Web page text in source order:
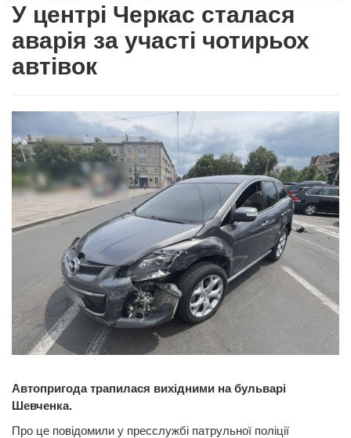
У центрі Черкас сталася
аварія за участі чотирьох
автівок
Автопригода трапилася вихідними на бульварі
Шевченка.
Про це повідомили у пресслужбі патрульної поліції